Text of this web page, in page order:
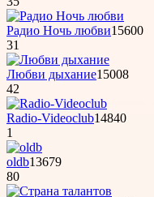
Радио Ночь любви15600
31
Любви дыхание15008
42
Radio-Videoclub14840
1
oldb13679
80